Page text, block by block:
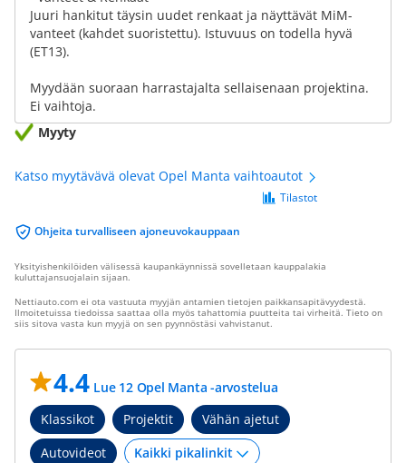
Juuri hankitut täysin uudet renkaat ja näyttävät MiM-
vanteet (kahdet suoristettu). Istuvuus on todella hyvä
(ET13).
Myydään suoraan harrastajalta sellaisenaan projektina.
Ei vaihtoja.
Myyty
Katso myytävävä olevat Opel Manta vaihtoautot
Ohjeita turvalliseen ajoneuvokauppaan
Tilastot
Yksityishenkilöiden välisessä kaupankäynnissä sovelletaan kauppalakia
kuluttajansuojalain sijaan.
Nettiauto.com ei ota vastuuta myyjän antamien tietojen paikkansapitävyydestä.
Ilmoitetuissa tiedoissa saattaa olla myös tahattomia puutteita tai virheitä. Tieto on
siis sitova vasta kun myyjä on sen pyynnöstäsi vahvistanut.
4.4 Lue 12 Opel Manta -arvostelua
Klassikot
Projektit
Vähän ajetut
Autovideot